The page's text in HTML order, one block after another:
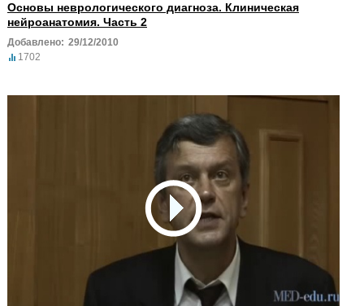
Основы неврологического диагноза. Клиническая
нейроанатомия. Часть 2
Добавлено: 29/12/2010
1702